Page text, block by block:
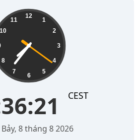
12
1
2
3
4
5
6
7
8
10
11
CEST
8 tháng 8 2026